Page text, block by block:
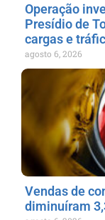
Operação
Presídio de
cargas e
agosto 6, 2026
Vendas de
diminuíram